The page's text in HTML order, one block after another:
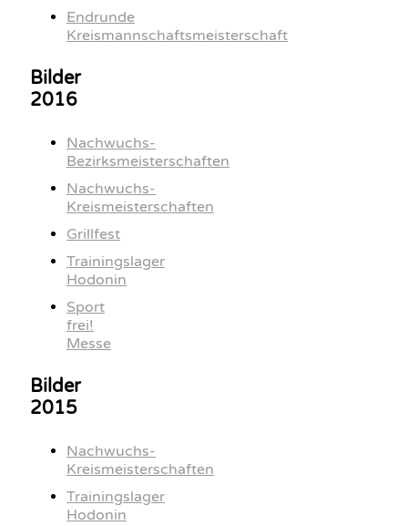
Endrunde
Kreismannschaftsmeisterschaft
Bilder
2016
Nachwuchs-
Bezirksmeisterschaften
Nachwuchs-
Kreismeisterschaften
Grillfest
Trainingslager
Hodonin
Sport
frei!
Messe
Bilder
2015
Nachwuchs-
Kreismeisterschaften
Trainingslager
Hodonin